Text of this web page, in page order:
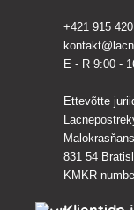
+421 915
E - R 9:00 -
Ettevõtte
831 54
KMKR